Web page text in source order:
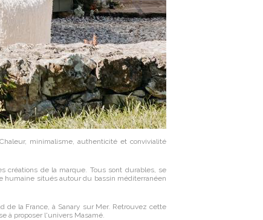
minimalisme, authenticité et convivialité
créations de la marque. Tous sont durables, se
humaine situés autour du bassin méditerranéen
de la France, à Sanary sur Mer. Retrouvez cette
à proposer l'univers Masamé.